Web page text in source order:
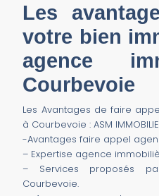
Les
votre bien
agence
Courbevoie
Les Avantages de faire
à Courbevoie : ASM
-Avantages faire appel
– Expertise agence
– Services proposés
Courbevoie.